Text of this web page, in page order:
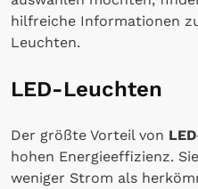
hilfreiche Informationen
Leuchten.
LED-Leuchten
Der größte Vorteil von
hohen Energieeffizienz.
weniger Strom als